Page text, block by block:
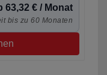
63,32 € / Monat
bis zu 60 Monaten